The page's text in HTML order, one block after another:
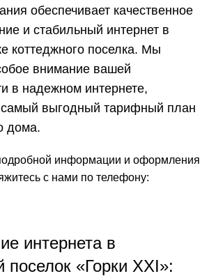
обеспечивает качественное
и стабильный интернет в
коттеджного поселка. Мы
внимание вашей
в надежном интернете,
самый выгодный тарифный план
дома.
информации и оформления
с нами по телефону:
интернета в
поселок «Горки XXI»: